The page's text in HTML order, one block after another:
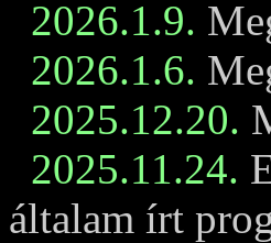
2026.1.9.
2026.1.6.
2025.12.20.
2025.11.24.
általam írt